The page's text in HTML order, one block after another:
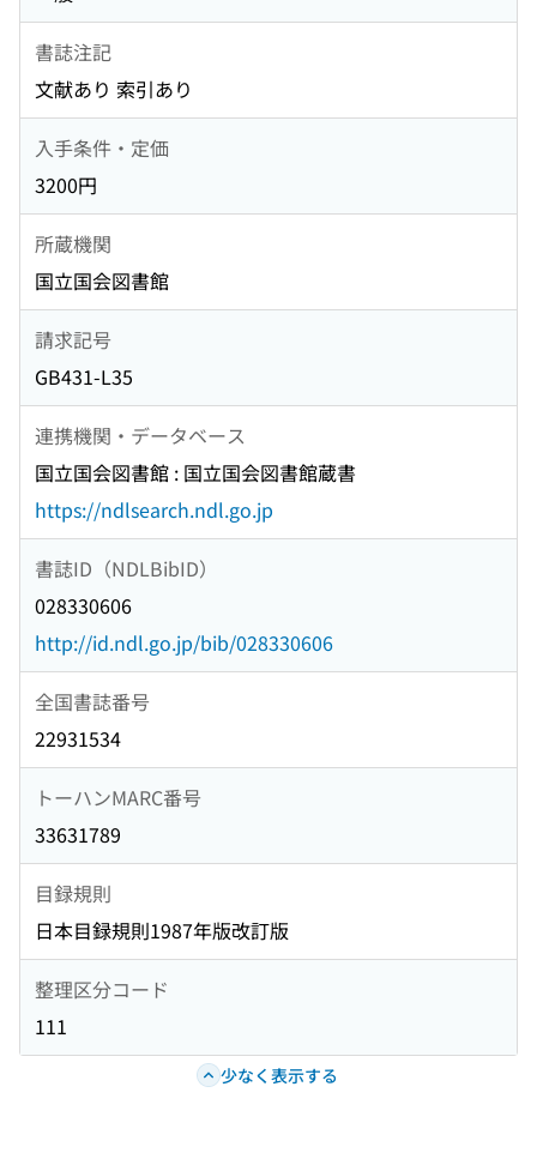
書誌注記
文献あり 索引あり
入手条件・定価
3200円
所蔵機関
国立国会図書館
請求記号
GB431-L35
連携機関・データベース
国立国会図書館 : 国立国会図書館蔵書
https://ndlsearch.ndl.go.jp
書誌ID（NDLBibID）
028330606
http://id.ndl.go.jp/bib/028330606
全国書誌番号
22931534
トーハンMARC番号
33631789
目録規則
日本目録規則1987年版改訂版
整理区分コード
111
少なく表示する